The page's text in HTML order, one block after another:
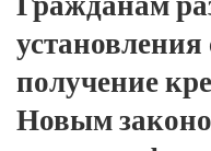
получение
Новым